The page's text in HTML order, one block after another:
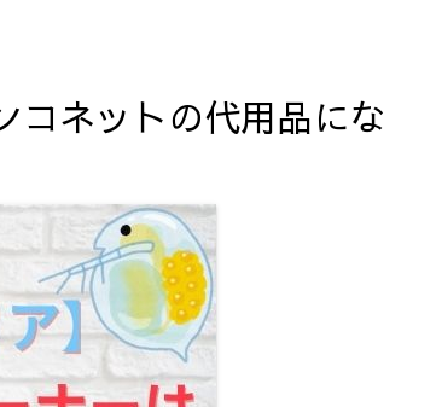
コネットの代用品にな